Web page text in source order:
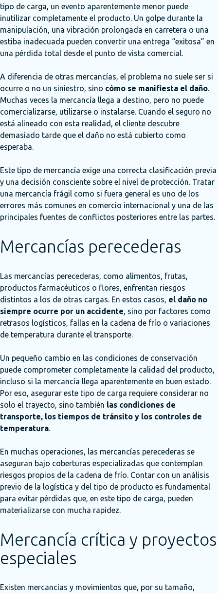
tipo de carga, un evento aparentemente menor puede
inutilizar completamente el producto. Un golpe durante la
manipulación, una vibración prolongada en carretera o una
estiba inadecuada pueden convertir una entrega “exitosa” en
una pérdida total desde el punto de vista comercial.
A diferencia de otras mercancías, el problema no suele ser si
ocurre o no un siniestro, sino cómo se manifiesta el daño.
Muchas veces la mercancía llega a destino, pero no puede
comercializarse, utilizarse o instalarse. Cuando el seguro no
está alineado con esta realidad, el cliente descubre
demasiado tarde que el daño no está cubierto como
esperaba.
Este tipo de mercancía exige una correcta clasificación previa
y una decisión consciente sobre el nivel de protección. Tratar
una mercancía frágil como si fuera general es uno de los
errores más comunes en comercio internacional y una de las
principales fuentes de conflictos posteriores entre las partes.
Mercancías perecederas
Las mercancías perecederas, como alimentos, frutas,
productos farmacéuticos o flores, enfrentan riesgos
distintos a los de otras cargas. En estos casos, el daño no
siempre ocurre por un accidente , sino por factores como
retrasos logísticos, fallas en la cadena de frío o variaciones
de temperatura durante el transporte.
Un pequeño cambio en las condiciones de conservación
puede comprometer completamente la calidad del producto,
incluso si la mercancía llega aparentemente en buen estado.
Por eso, asegurar este tipo de carga requiere considerar no
solo el trayecto, sino también las condiciones de
transporte, los tiempos de tránsito y los controles de
temperatura
En muchas operaciones, las mercancías perecederas se
aseguran bajo coberturas especializadas que contemplan
riesgos propios de la cadena de frío. Contar con un análisis
previo de la logística y del tipo de producto es fundamental
para evitar pérdidas que, en este tipo de carga, pueden
materializarse con mucha rapidez.
Mercancía crítica y proyectos
especiales
Existen mercancías y movimientos que, por su tamaño,